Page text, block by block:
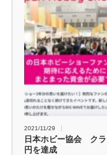
2021/11/29
日本ホビー協会 クラ
円を達成